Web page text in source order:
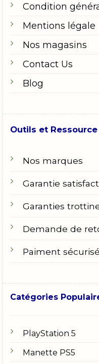
Condition
Mentions légale
Nos magasins
Contact Us
Blog
Outils et Ressource
Nos marques
Garantie
Garanties
Demande de
Paiment sécurisé
Catégories
PlayStation 5
Manette PS5